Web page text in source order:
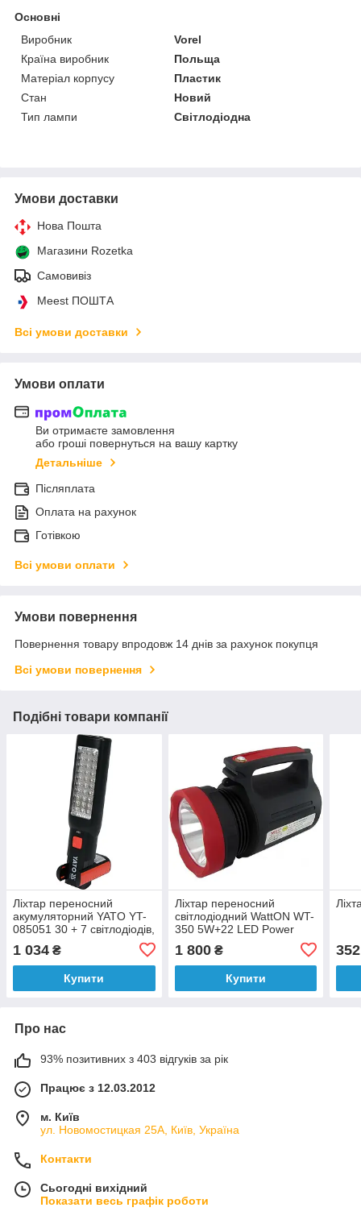
Основні
Виробник
Vorel
Країна виробник
Польща
Матеріал корпусу
Пластик
Стан
Новий
Тип лампи
Світлодіодна
Умови доставки
Нова Пошта
Магазини Rozetka
Самовивіз
Meest ПОШТА
Всі умови доставки
Умови оплати
Ви отримаєте замовлення
або гроші повернуться на вашу картку
Детальніше
Післяплата
Оплата на рахунок
Готівкою
Всі умови оплати
Умови повернення
Повернення товару впродовж 14 днів за рахунок покупця
Всі умови повернення
Подібні товари компанії
Ліхтар переносний
акумуляторний YATO YT-
085051 30 + 7 світлодіодів,
1 034 ₴
Купити
Ліхтар переносний
світлодіодний WattON WT-
350 5W+22 LED Power
1 800₴
Купити
352
Про нас
93% позитивних з 403 відгуків за рік
Працює з 12.03.2012
м. Київ
ул. Новомостицкая 25А, Київ, Україна
Контакти
Сьогодні вихідний
Показати весь графік роботи